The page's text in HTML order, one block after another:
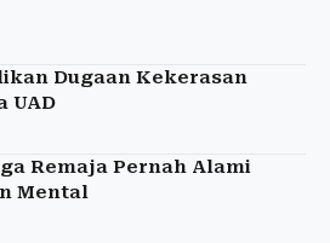
Dugaan Kekerasan
UAD
Remaja Pernah Alami
Mental